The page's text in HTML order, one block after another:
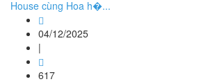
House cùng Hoa h�...
04/12/2025
|
617